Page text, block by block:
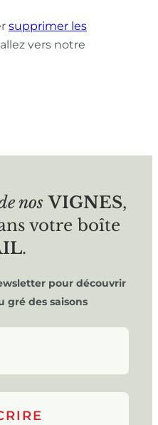
supprimer les
vers notre
nos VIGNES,
votre boîte
.
pour découvrir
gré des saisons